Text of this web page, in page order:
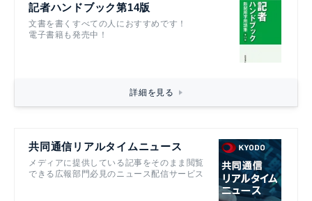
記者ハンドブック第14版
文書を書くすべての人におすすめです！
電子書籍も発売中！
詳細を見る
共同通信リアルタイムニュース
メディアに提供している記事をそのまま閲覧
できる広報部門必見のニュース配信サービス